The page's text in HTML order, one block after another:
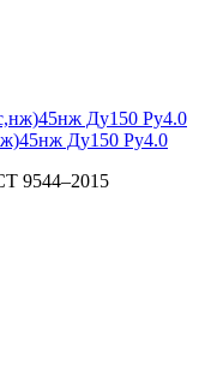
Ду150 Ру4.0
9544–2015